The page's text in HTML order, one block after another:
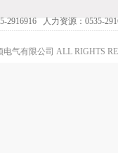
2916916 人力资源：0535-
气有限公司 ALL RIGHTS